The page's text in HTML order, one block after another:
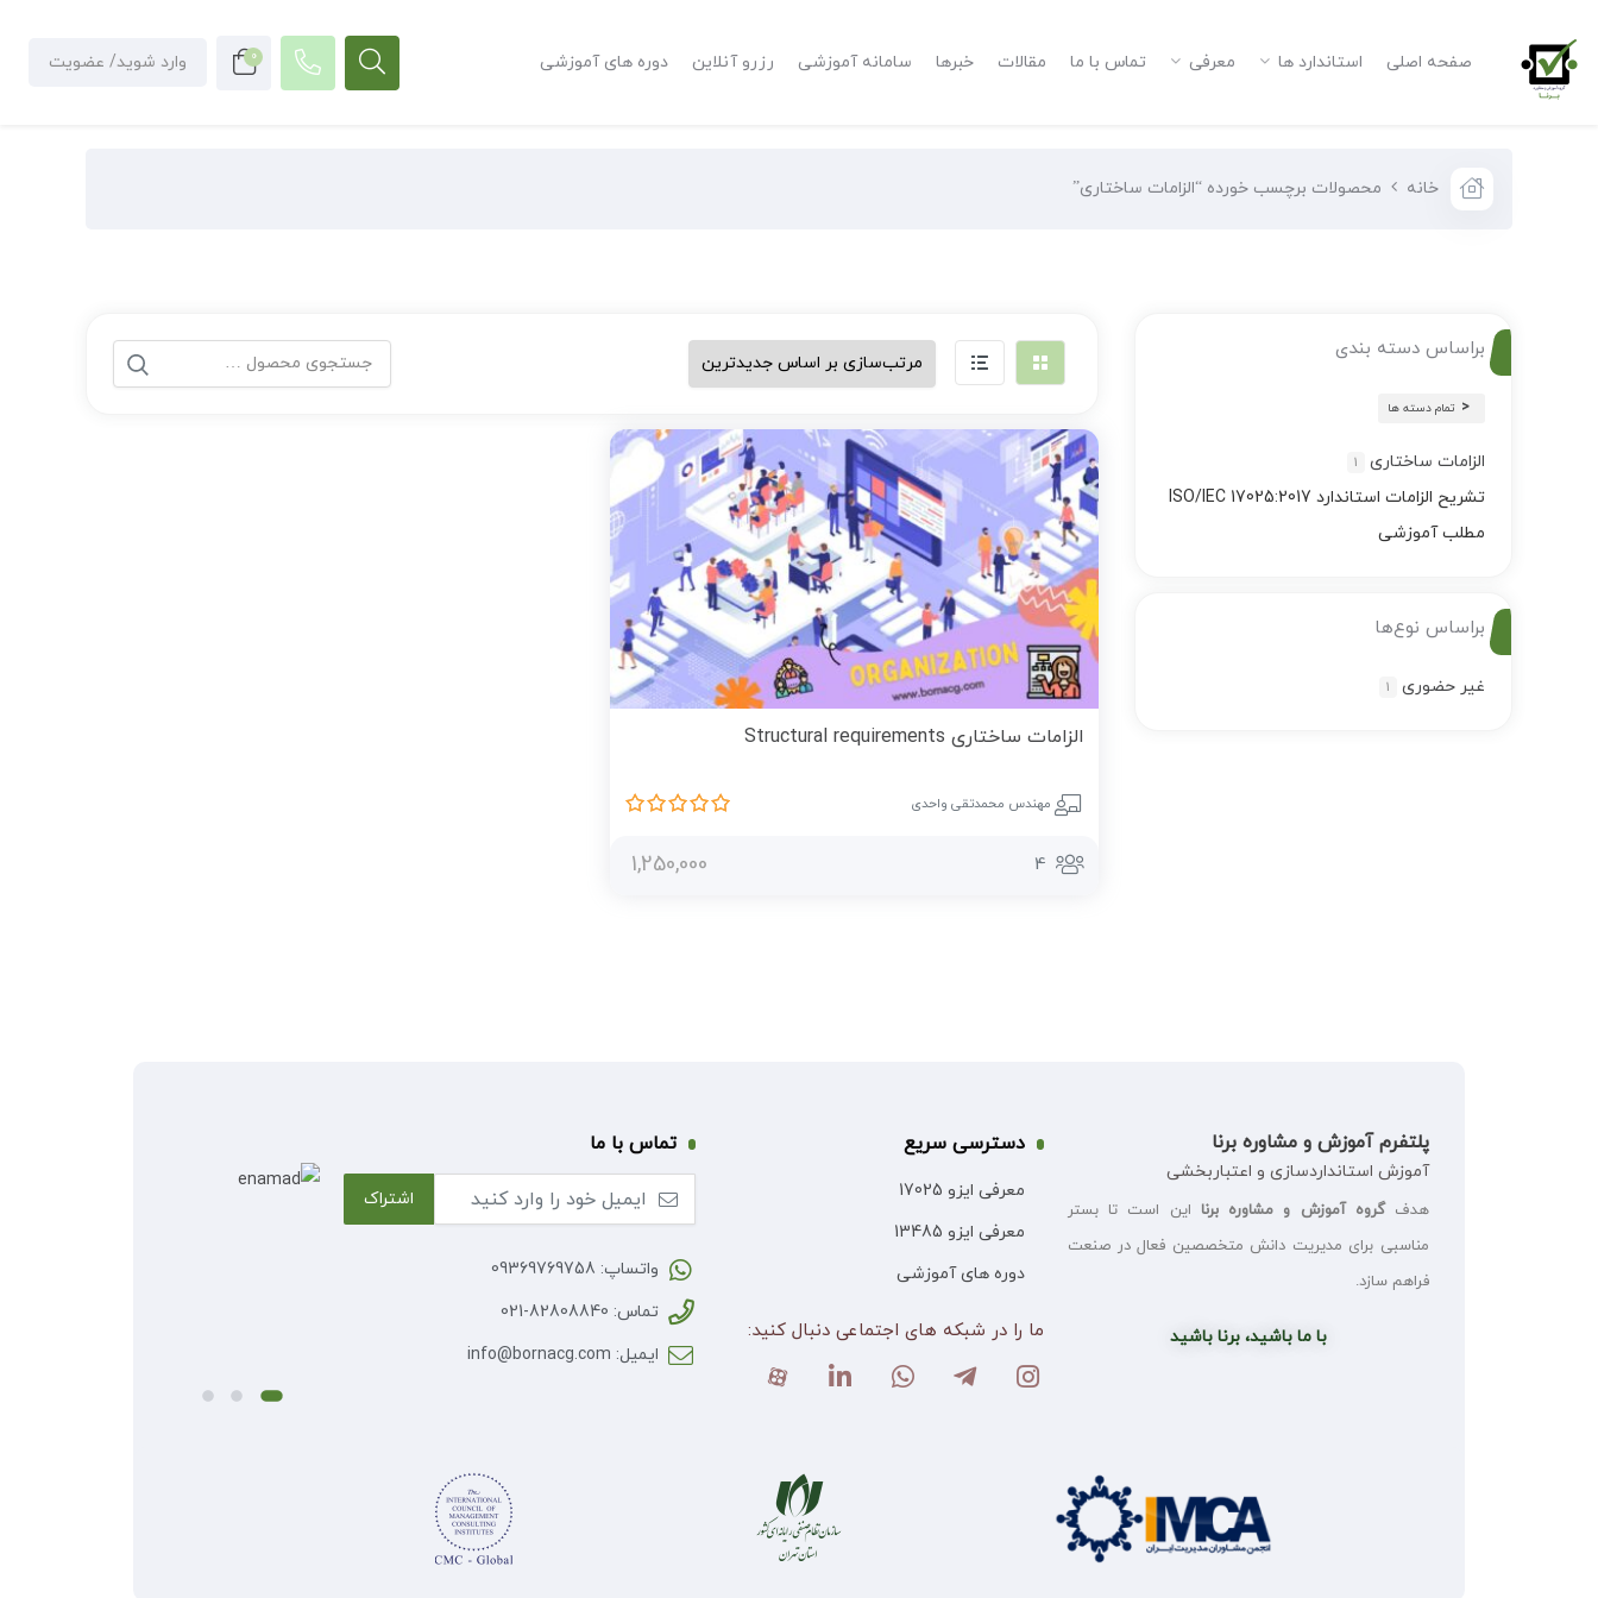
صفحه اصلی استاندارد ها معرفی تماس با ما مقالات خبرها سامانه آموزشی رزرو آنلاین دوره های آموزشی 0 وارد شوید/ عضویت
خانه محصولات برچسب خورده “الزامات ساختاری”
الزامات ساختاری Structural requirements
مهندس محمدتقی واحدی
4
1,250,000
براساس دسته بندی
تمام دسته ها
الزامات ساختاری 1
تشریح الزامات استاندارد ISO/IEC 17025:2017
مطلب آموزشی
براساس نوع‌ها
غیر حضوری 1
پلتفرم آموزش و مشاوره برنا
آموزش استانداردسازی و اعتباربخشی
هدفگروه آموزش و مشاوره برنا این است تا بستر
مناسبی برای مدیریت دانش متخصصین فعال در صنعت
فراهم سازد.
با ما باشید، برنا باشید
دسترسی سریع
معرفی ایزو 17025
معرفی ایزو 13485
دوره های آموزشی
ما را در شبکه های اجتماعی دنبال کنید:
تماس با ما
واتساپ: 09369769758
تماس: 82808840-021
ایمیل: info@bornacg.com